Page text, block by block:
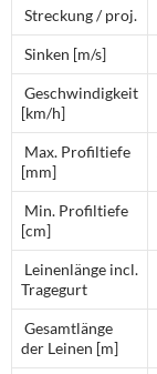
Streckung / proj.
Sinken [m/s]
Geschwindigkeit
[km/h]
Max. Profiltiefe
[mm]
Min. Profiltiefe
[cm]
Leinenlänge incl.
Tragegurt
Gesamtlänge
der Leinen [m]